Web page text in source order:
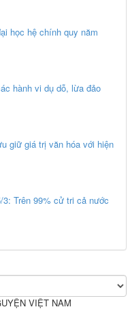
học hệ chính quy năm
hành vi dụ dỗ, lừa đảo
giữ giá trị văn hóa với hiện
Trên 99% cử tri cả nước
VIỆT NAM